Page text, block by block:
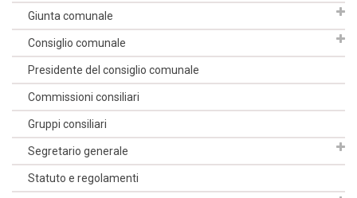
Giunta comunale
Consiglio comunale
Presidente del consiglio comunale
Commissioni consiliari
Gruppi consiliari
Segretario generale
Statuto e regolamenti